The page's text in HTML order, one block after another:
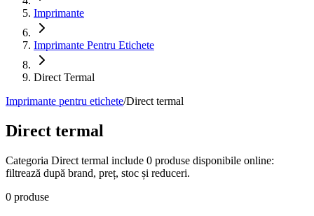
Imprimante
Imprimante Pentru Etichete
Direct Termal
Imprimante pentru etichete/Direct termal
Direct termal
Categoria Direct termal include 0 produse disponibile online:
filtrează după brand, preț, stoc și reduceri.
0 produse